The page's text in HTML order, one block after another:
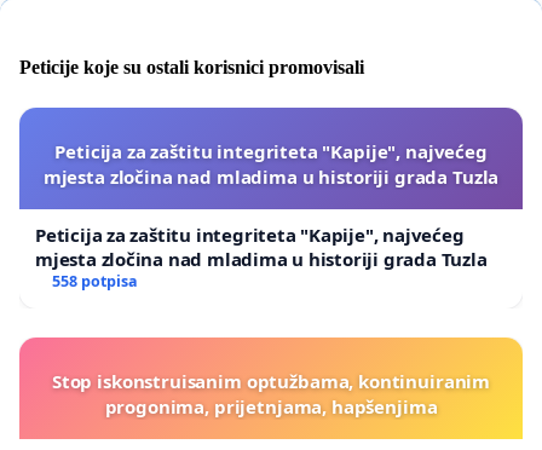
Peticije koje su ostali korisnici promovisali
Peticija za zaštitu integriteta "Kapije", najvećeg
mjesta zločina nad mladima u historiji grada Tuzla
Peticija za zaštitu integriteta "Kapije", najvećeg
mjesta zločina nad mladima u historiji grada Tuzla
558 potpisa
Stop iskonstruisanim optužbama, kontinuiranim
progonima, prijetnjama, hapšenjima